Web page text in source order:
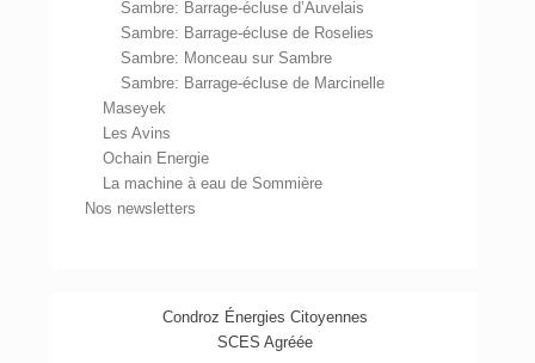
Sambre: Barrage-écluse d’Auvelais
Sambre: Barrage-écluse de Roselies
Sambre: Monceau sur Sambre
Sambre: Barrage-écluse de Marcinelle
Maseyek
Les Avins
Ochain Energie
La machine à eau de Sommière
Nos newsletters
Condroz Énergies Citoyennes
SCES Agréée